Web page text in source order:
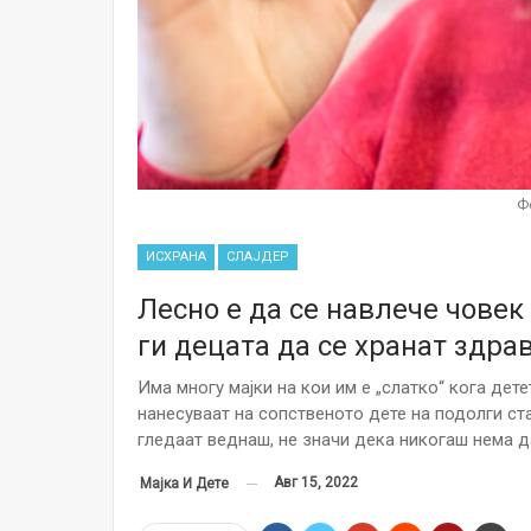
ИСХРАНА СЛАЈДЕР
Лесно е да се навлече
ги децата да се хранат
Има многу мајки на кои им е „слатко“ кога
нанесуваат на сопственото дете на подолги
гледаат веднаш, не значи дека никогаш нема
Мајка И Дете Авг 15, 2022